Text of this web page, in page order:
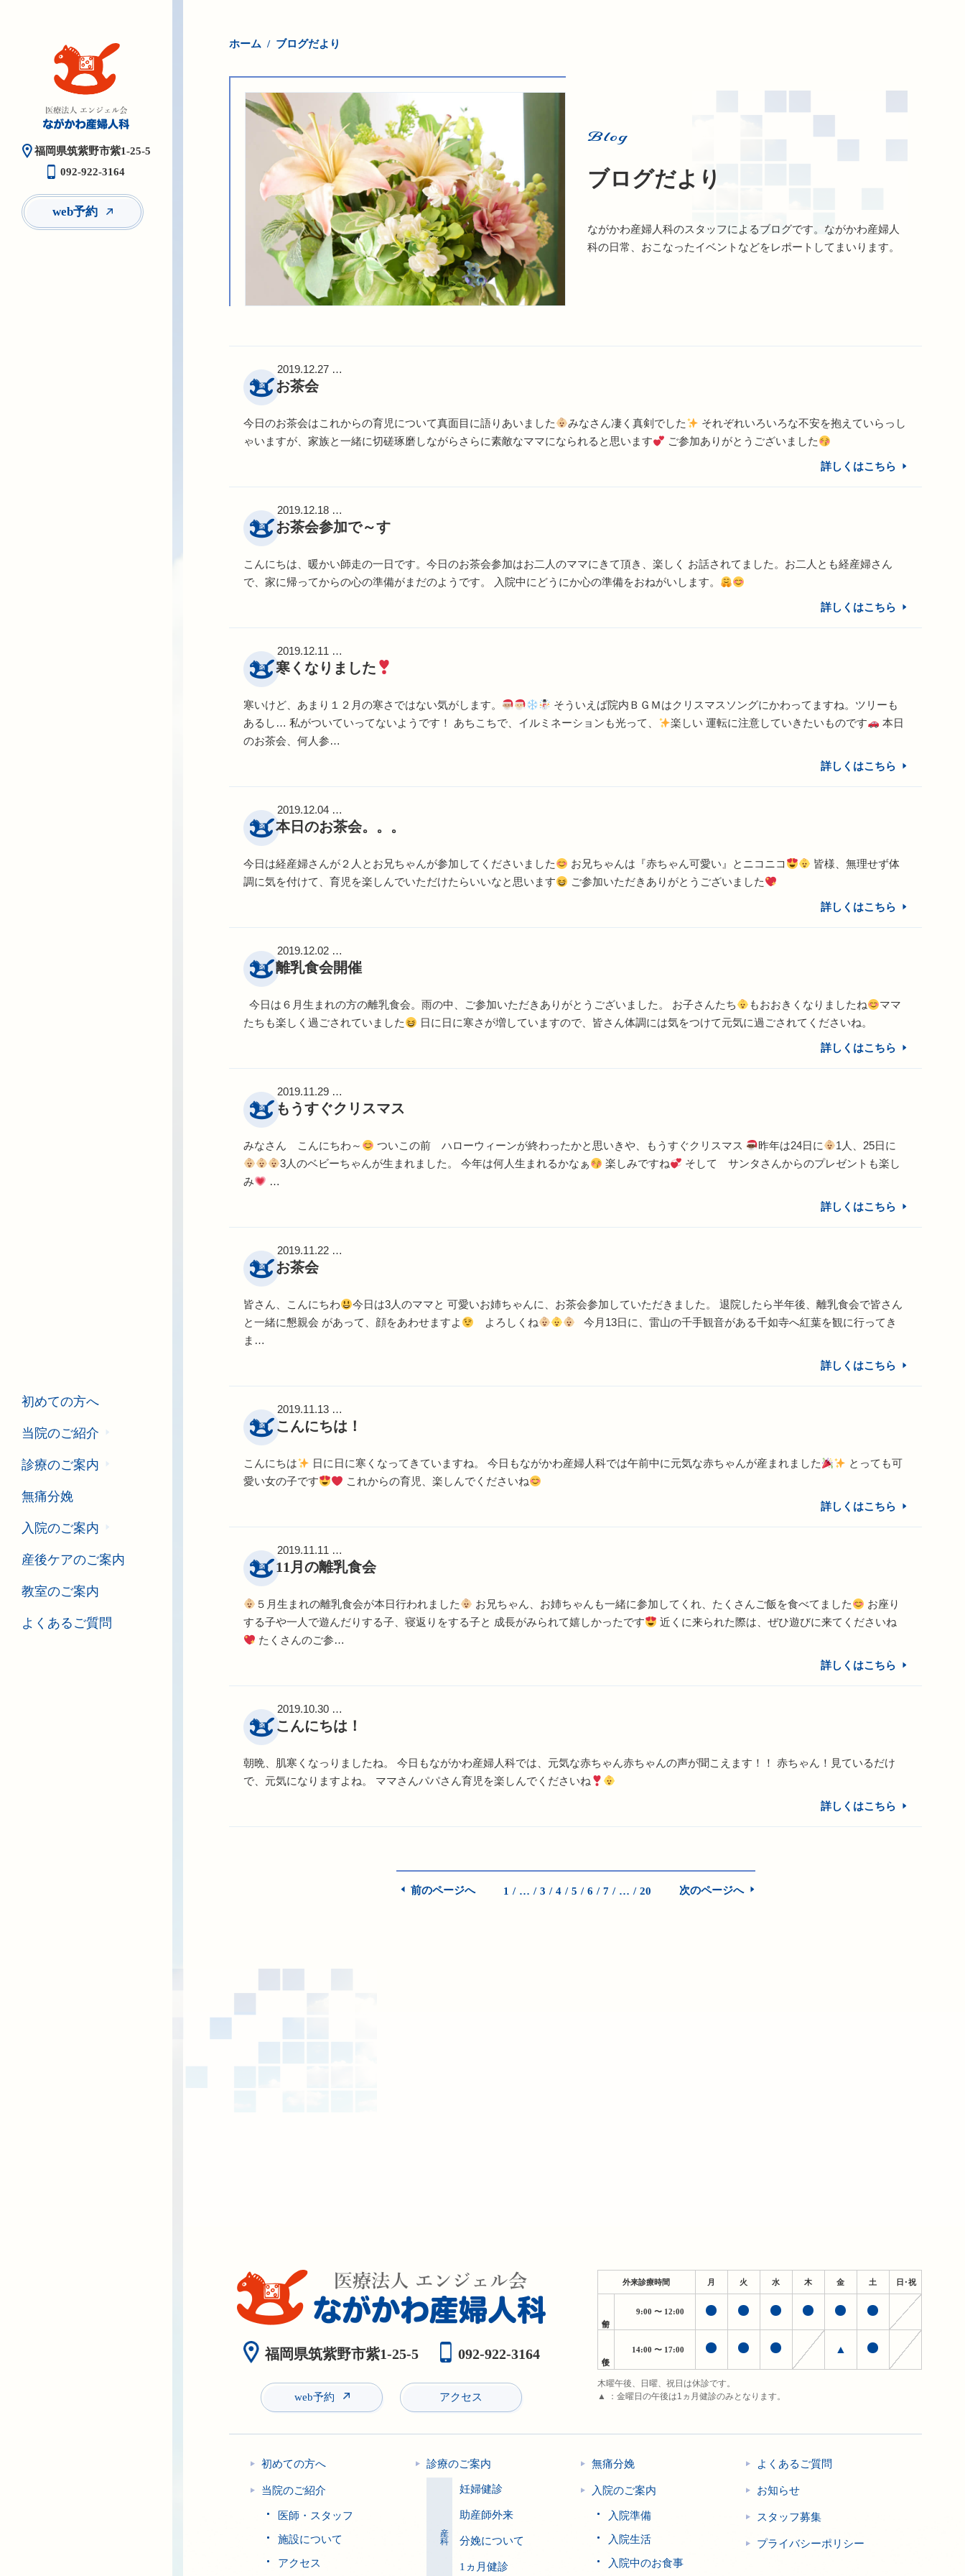
福岡県筑紫野市紫1-25-5
092-922-3164
web予約
初めての方へ
当院のご紹介
診療のご案内
無痛分娩
入院のご案内
産後ケアのご案内
教室のご案内
よくあるご質問
ホーム ブログだより
Blog
ブログだより
ながかわ産婦人科のスタッフによるブログです。ながかわ産婦人
科の日常、おこなったイベントなどをレポートしてまいります。
2019.12.27 …
お茶会
今日のお茶会はこれからの育児について真面目に語りあいました みなさん凄く真剣でした
それぞれいろいろな不安を抱えていらっし
ゃいますが、家族と一緒に切磋琢磨しながらさらに素敵なママになられると思います
ご参加ありがとうございました
詳しくはこちら
2019.12.18 …
お茶会参加で～す
こんにちは、暖かい師走の一日です。今日のお茶会参加はお二人のママにきて頂き、楽しく お話されてました。お二人とも経産婦さん
で、家に帰ってからの心の準備がまだのようです。 入院中にどうにか心の準備をおねがいします。
詳しくはこちら
2019.12.11 …
寒くなりました
寒いけど、あまり１２月の寒さではない気がします。
そういえば院内ＢＧＭはクリスマスソングにかわってますね。ツリーも
あるし… 私がついていってないようです！ あちこちで、イルミネーションも光って、
楽しい 運転に注意していきたいものです
本日
のお茶会、何人参…
詳しくはこちら
2019.12.04 …
本日のお茶会。。。
今日は経産婦さんが２人とお兄ちゃんが参加してくださいました お兄ちゃんは『赤ちゃん可愛い』とニコニコ
皆様、無理せず体
調に気を付けて、育児を楽しんでいただけたらいいなと思います
ご参加いただきありがとうございました
詳しくはこちら
2019.12.02 …
離乳食会開催
今日は６月生まれの方の離乳食会。雨の中、ご参加いただきありがとうございました。 お子さんたち もおおきくなりましたね
ママ
たちも楽しく過ごされていました
日に日に寒さが増していますので、皆さん体調には気をつけて元気に過ごされてくださいね。
詳しくはこちら
2019.11.29 …
もうすぐクリスマス
みなさん こんにちわ～ ついこの前 ハローウィーンが終わったかと思いきや、もうすぐクリスマス 昨年は24日に
1人、25日に
3人のベビーちゃんが生まれました。 今年は何人生まれるかなぁ
楽しみですね
そして サンタさんからのプレゼントも楽し
み
…
詳しくはこちら
2019.11.22 …
お茶会
皆さん、こんにちわ
今日は3人のママと 可愛いお姉ちゃんに、お茶会参加していただきました。 退院したら半年後、離乳食会で皆さん
と一緒に懇親会 があって、顔をあわせますよ
よろしくね
今月13日に、雷山の千手観音がある千如寺へ紅葉を観に行ってき
ま…
詳しくはこちら
2019.11.13 …
こんにちは！
こんにちは 日に日に寒くなってきていますね。 今日もながかわ産婦人科では午前中に元気な赤ちゃんが産まれました
とっても可
愛い女の子です
これからの育児、楽しんでくださいね
詳しくはこちら
2019.11.11 …
11月の離乳食会
５月生まれの離乳食会が本日行われました お兄ちゃん、お姉ちゃんも一緒に参加してくれ、たくさんご飯を食べてました
お座り
する子や一人で遊んだりする子、寝返りをする子と 成長がみられて嬉しかったです
近くに来られた際は、ぜひ遊びに来てくださいね
たくさんのご参…
詳しくはこちら
2019.10.30 …
こんにちは！
朝晩、肌寒くなっりましたね。 今日もながかわ産婦人科では、元気な赤ちゃん赤ちゃんの声が聞こえます！！ 赤ちゃん！見ているだけ
で、元気になりますよね。 ママさんパパさん育児を楽しんでくださいね
詳しくはこちら
前のページへ 1 … 3 4 5 6 7 … 20 次のページへ
福岡県筑紫野市紫1-25-5 092-922-3164
web予約 アクセス
外来診療時間 月 火 水 木 金 土 日・祝
9:00 〜 12:00
14:00 〜 17:00 ▲
木曜午後、日曜、祝日は休診です。
▲ ：金曜日の午後は1ヵ月健診のみとなります。
初めての方へ
当院のご紹介
医師・スタッフ
施設について
アクセス
診療のご案内
産科
妊婦健診
助産師外来
分娩について
1ヵ月健診
無痛分娩
入院のご案内
入院準備
入院生活
入院中のお食事
よくあるご質問
お知らせ
スタッフ募集
プライバシーポリシー